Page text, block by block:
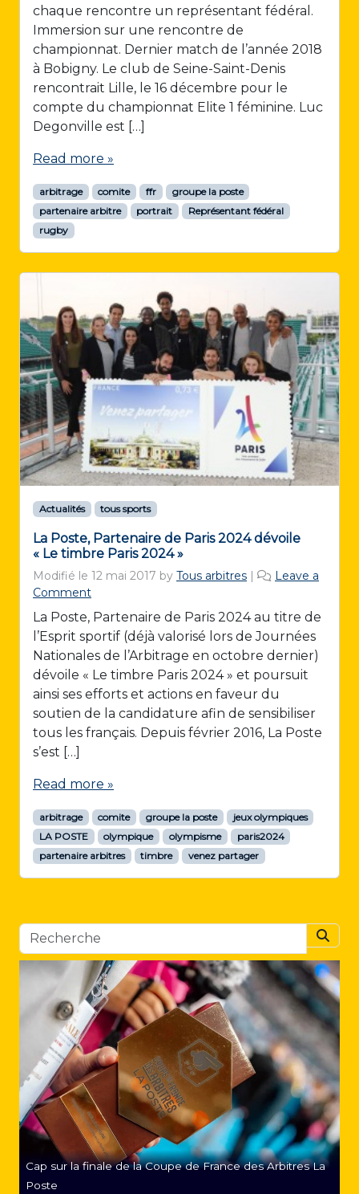
chaque rencontre un représentant fédéral.
Immersion sur une rencontre de
championnat. Dernier match de l’année 2018
à Bobigny. Le club de Seine-Saint-Denis
rencontrait Lille, le 16 décembre pour le
compte du championnat Elite 1 féminine. Luc
Degonville est […]
Read more »
arbitrage comite ffr
groupe la poste
partenaire arbitre
portrait
Représentant fédéral
rugby
Actualités tous sports
La Poste, Partenaire de Paris 2024 dévoile
« Le timbre Paris 2024 »
Modifié le 12 mai 2017 by Tous arbitres |
Leave a
Comment
La Poste, Partenaire de Paris 2024 au titre de
l’Esprit sportif (déjà valorisé lors de Journées
Nationales de l’Arbitrage en octobre dernier)
dévoile « Le timbre Paris 2024 » et poursuit
ainsi ses efforts et actions en faveur du
soutien de la candidature afin de sensibiliser
tous les français. Depuis février 2016, La Poste
s’est […]
Read more »
arbitrage comite groupe la poste
jeux olympiques
LA POSTE
olympique olympisme
paris2024
partenaire arbitres
timbre venez partager
Cap sur la finale de la Coupe de France des Arbitres La
Poste